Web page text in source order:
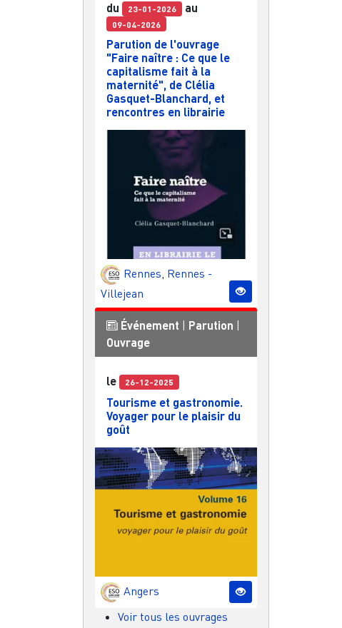
du 23-01-2026 au
09-04-2026
Parution de l'ouvrage
"Faire naître : Ce que le
capitalisme fait à la
maternité", de Clélia
Gasquet-Blanchard, et
rencontres en librairie
Rennes, Rennes -
Villejean
Événement Parution
Ouvrage
le 26-12-2025
Tourisme et gastronomie.
Voyager pour le plaisir du
goût
Angers
Voir tous les ouvrages